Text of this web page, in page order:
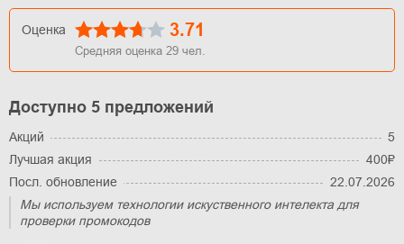
Оценка 3.71
Средняя оценка 29 чел.
Доступно 5 предложений
Акций
5
Лучшая акция
400₽
Посл. обновление
22.07.2026
Мы используем технологии искуственного интелекта для
проверки промокодов